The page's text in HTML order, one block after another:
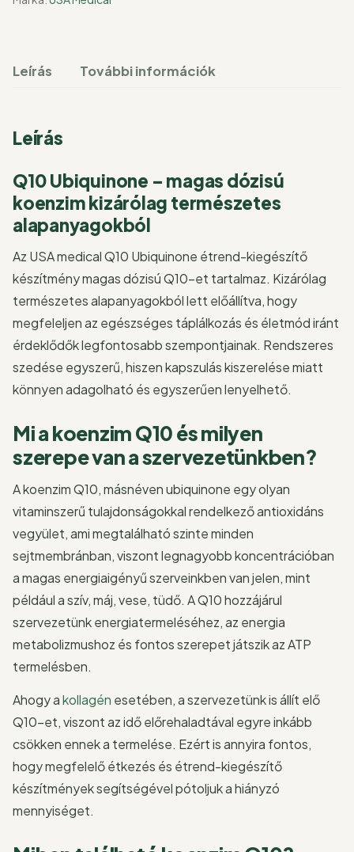
Leírás További információk
Leírás
Q10 Ubiquinone – magas dózisú
koenzim kizárólag természetes
alapanyagokból
Az USA medical Q10 Ubiquinone étrend-kiegészítő
készítmény magas dózisú Q10-et tartalmaz. Kizárólag
természetes alapanyagokból lett előállítva, hogy
megfeleljen az egészséges táplálkozás és életmód iránt
érdeklődők legfontosabb szempontjainak. Rendszeres
szedése egyszerű, hiszen kapszulás kiszerelése miatt
könnyen adagolható és egyszerűen lenyelhető.
Mi a koenzim Q10 és milyen
szerepe van a szervezetünkben?
A koenzim Q10, másnéven ubiquinone egy olyan
vitaminszerű tulajdonságokkal rendelkező antioxidáns
vegyület, ami megtalálható szinte minden
sejtmembránban, viszont legnagyobb koncentrációban
a magas energiaigényű szerveinkben van jelen, mint
például a szív, máj, vese, tüdő. A Q10 hozzájárul
szervezetünk energiatermeléséhez, az energia
metabolizmushoz és fontos szerepet játszik az ATP
termelésben.
Ahogy akollagén esetében, a szervezetünk is állít elő
Q10-et, viszont az idő előrehaladtával egyre inkább
csökken ennek a termelése. Ezért is annyira fontos,
hogy megfelelő étkezés és étrend-kiegészítő
készítmények segítségével pótoljuk a hiányzó
mennyiséget.